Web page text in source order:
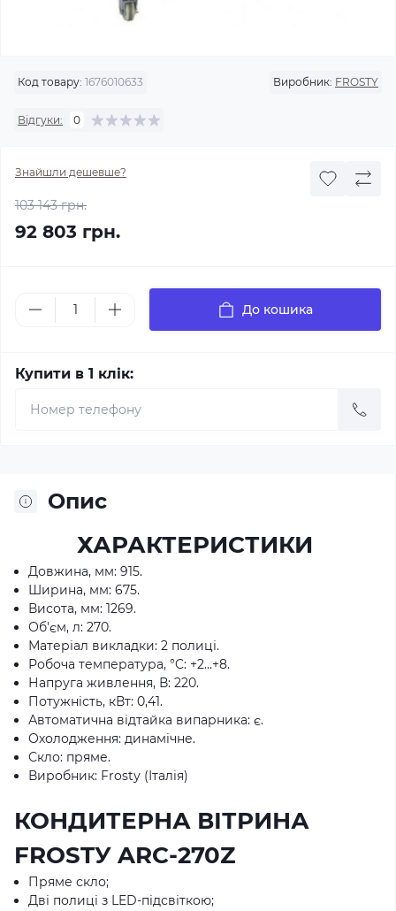
Код товару: 1676010633 Виробник: FROSTY
Відгуки: 0
Знайшли дешевше?
103 143 грн.
92 803 грн.
До кошика
Купити в 1 клік:
Опис
ХАРАКТЕРИСТИКИ
Довжина, мм: 915.
Ширина, мм: 675.
Висота, мм: 1269.
Об'єм, л: 270.
Матеріал викладки: 2 полиці.
Робоча температура, °C: +2...+8.
Напруга живлення, В: 220.
Потужність, кВт: 0,41.
Автоматична відтайка випарника: є.
Охолодження: динамічне.
Скло: пряме.
Виробник: Frostу (Італія)
КОНДИТЕРНА ВІТРИНА
FROSTУ ARC-270Z
Пряме скло;
Дві полиці з LED-підсвіткою;